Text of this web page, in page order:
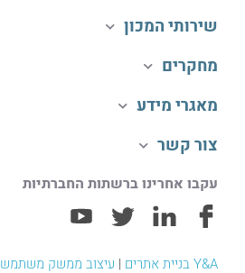
שירותי המכון
מחקרים
מאגרי מידע
צור קשר
עקבו אחרינו ברשתות החברתיות
Y&A בניית אתרים | עיצוב ממשק משתמש